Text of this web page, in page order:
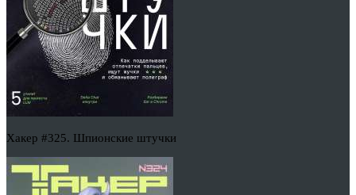
Хакер #325. Шпионские штучки